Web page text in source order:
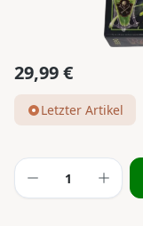
Regulärer Preis:
29,99 €
Letzter Artikel
Produkt